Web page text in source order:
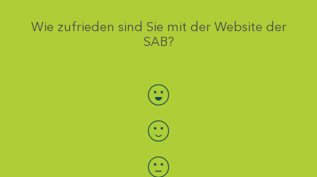
Wie zufrieden sind Sie mit der Website der
SAB?
Bewertung auswählen